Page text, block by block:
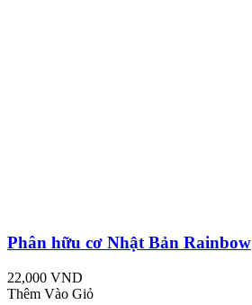
Phân hữu cơ Nhật Bản Rainbow
22,000 VND
Thêm Vào Giỏ